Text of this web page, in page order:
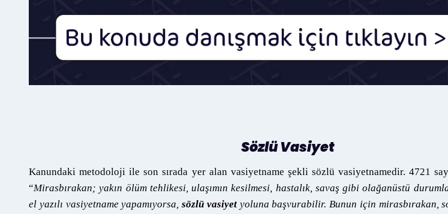
Sözlü Vasiyet
Kanundaki metodoloji ile son sırada yer alan vasiyetname şekli sözlü vasiyetnamedir. 4721
“Mirasbırakan; yakın ölüm tehlikesi, ulaşımın kesilmesi, hastalık, savaş gibi olağanüstü
el yazılı vasiyetname yapamıyorsa, sözlü vasiyetyoluna başvurabilir. Bunun için mirasbırakan,